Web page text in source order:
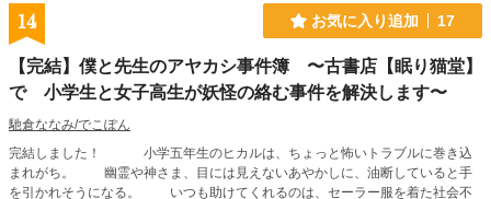
14 お気に入り追加 17
【完結】僕と先生のアヤカシ事件簿 〜古書店【眠り猫堂】
で 小学生と女子高生が妖怪の絡む事件を解決します〜
馳倉ななみ/でこぽん
完結しました！ 小学五年生のヒカルは、ちょっと怖いトラブルに巻き込
まれがち。 幽霊や神さま、目には見えないあやかしに、油断していると手
を引かれそうになる。 いつも助けてくれるのは、セーラー服を着た社会不